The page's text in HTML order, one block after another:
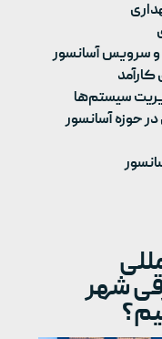
سرویس آسانسور
سیستم‌ها
حوزه آسانسور
شهر